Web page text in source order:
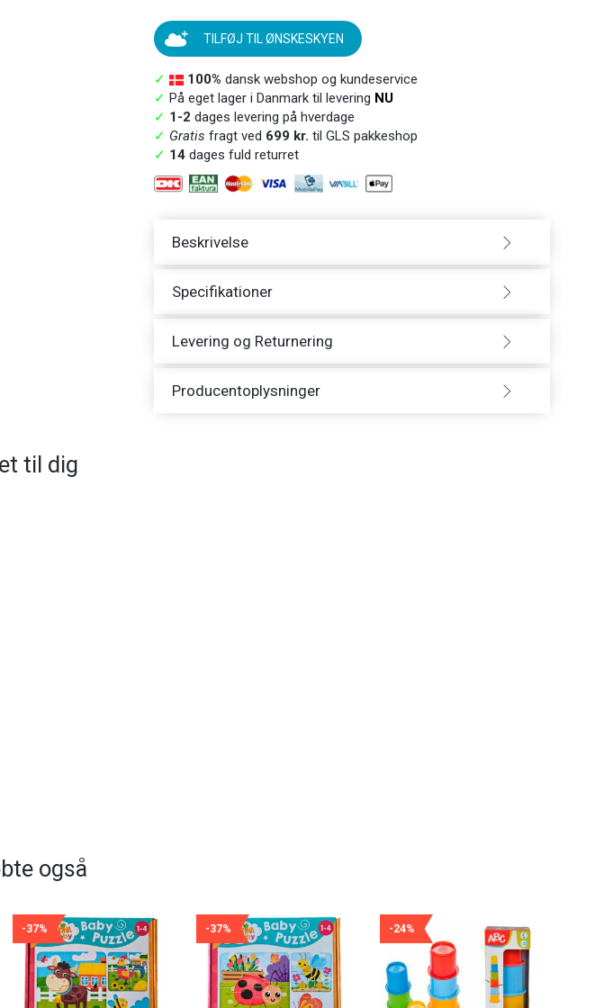
TILFØJ TIL ØNSKESKYEN
✓ 100% dansk webshop og kundeservice
✓ På eget lager i Danmark til levering NU
✓ 1-2 dages levering på hverdage
✓ Gratis fragt ved 699 kr. til GLS pakkeshop
✓ 14dages fuld returret
Beskrivelse
Specifikationer
Levering og Returnering
Producentoplysninger
til dig
også
-37% -37% -24%